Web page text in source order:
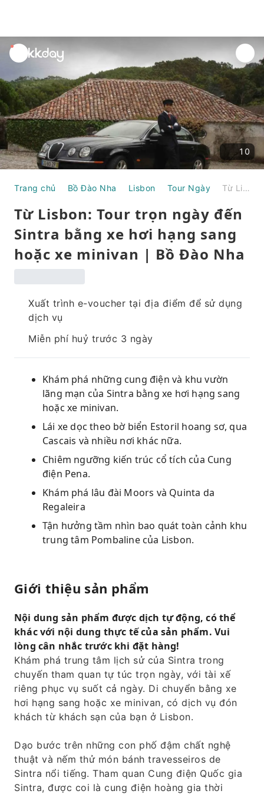
unread
notifications
10
Trang chủ Bồ Đào Nha Lisbon Tour Ngày Từ Lisbon: Tour trọn ngày đến Sintra bằng xe hơi hạng sang hoặc xe minivan | Bồ Đào Nha
Từ Lisbon: Tour trọn ngày đến
Sintra bằng xe hơi hạng sang
hoặc xe minivan | Bồ Đào Nha
Xuất trình e-voucher tại địa điểm để sử dụng
dịch vụ
Miễn phí huỷ trước 3 ngày
Khám phá những cung điện và khu vườn
lãng mạn của Sintra bằng xe hơi hạng sang
hoặc xe minivan.
Lái xe dọc theo bờ biển Estoril hoang sơ, qua
Cascais và nhiều nơi khác nữa.
Chiêm ngưỡng kiến ​​trúc cổ tích của Cung
điện Pena.
Khám phá lâu đài Moors và Quinta da
Regaleira
Tận hưởng tầm nhìn bao quát toàn cảnh khu
trung tâm Pombaline của Lisbon.
Giới thiệu sản phẩm
Nội dung sản phẩm được dịch tự động, có thể
khác với nội dung thực tế của sản phẩm. Vui
lòng cân nhắc trước khi đặt hàng!
Khám phá trung tâm lịch sử của Sintra trong
chuyến tham quan tự túc trọn ngày, với tài xế
riêng phục vụ suốt cả ngày. Di chuyển bằng xe
hơi hạng sang hoặc xe minivan, có dịch vụ đón
khách từ khách sạn của bạn ở Lisbon.
Dạo bước trên những con phố đậm chất nghệ
thuật và nếm thử món bánh travesseiros de
Sintra nổi tiếng. Tham quan Cung điện Quốc gia
Sintra, được coi là cung điện hoàng gia thời